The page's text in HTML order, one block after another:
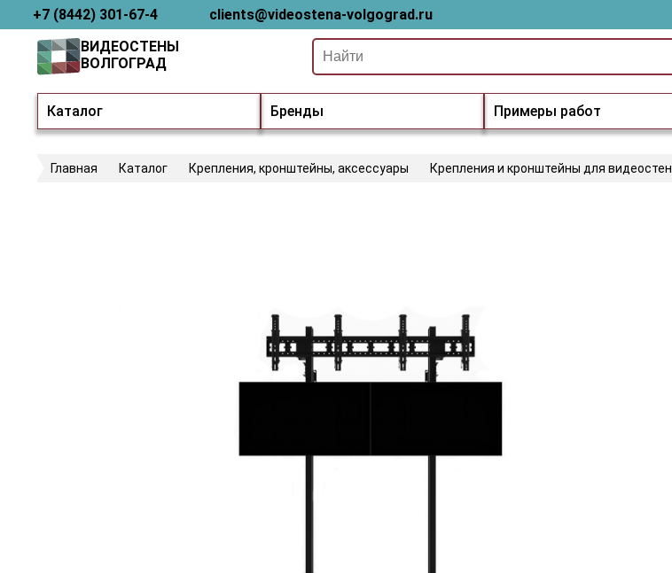
+7 (8442) 301-67-4 clients@videostena-volgograd.ru
Каталог Бренды Примеры работ
ВИДЕОСТЕНЫ
ВОЛГОГРАД
Главная Каталог Крепления, кронштейны, аксессуары Крепления и кронштейны для видеостен